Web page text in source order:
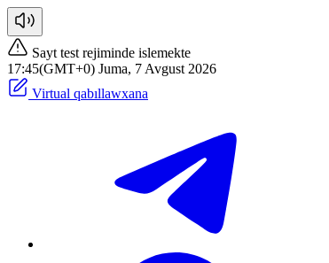
Sayt test rejiminde islemekte
17:45(GMT+0) Juma, 7 Avgust 2026
Virtual qabıllawxana